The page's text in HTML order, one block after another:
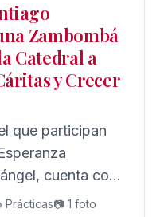
Zambombá
Catedral a
y Crecer
que participan
cuenta con
la SGAE.📷 1 foto